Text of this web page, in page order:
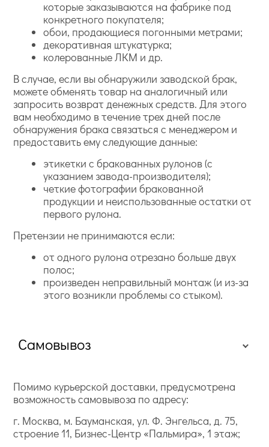
которые заказываются на фабрике под
конкретного покупателя;
обои, продающиеся погонными метрами;
декоративная штукатурка;
колерованные ЛКМ и др.
В случае, если вы обнаружили заводской брак,
можете обменять товар на аналогичный или
запросить возврат денежных средств. Для этого
вам необходимо в течение трех дней после
обнаружения брака связаться с менеджером и
предоставить ему следующие данные:
этикетки с бракованных рулонов (с
указанием завода-производителя);
четкие фотографии бракованной
продукции и неиспользованные остатки от
первого рулона.
Претензии не принимаются если:
от одного рулона отрезано больше двух
полос;
произведен неправильный монтаж (и из-за
этого возникли проблемы со стыком).
Самовывоз
Помимо курьерской доставки, предусмотрена
возможность самовывоза по адресу:
г. Москва, м. Бауманская, ул. Ф. Энгельса, д. 75,
строение 11, Бизнес-Центр «Пальмира», 1 этаж;